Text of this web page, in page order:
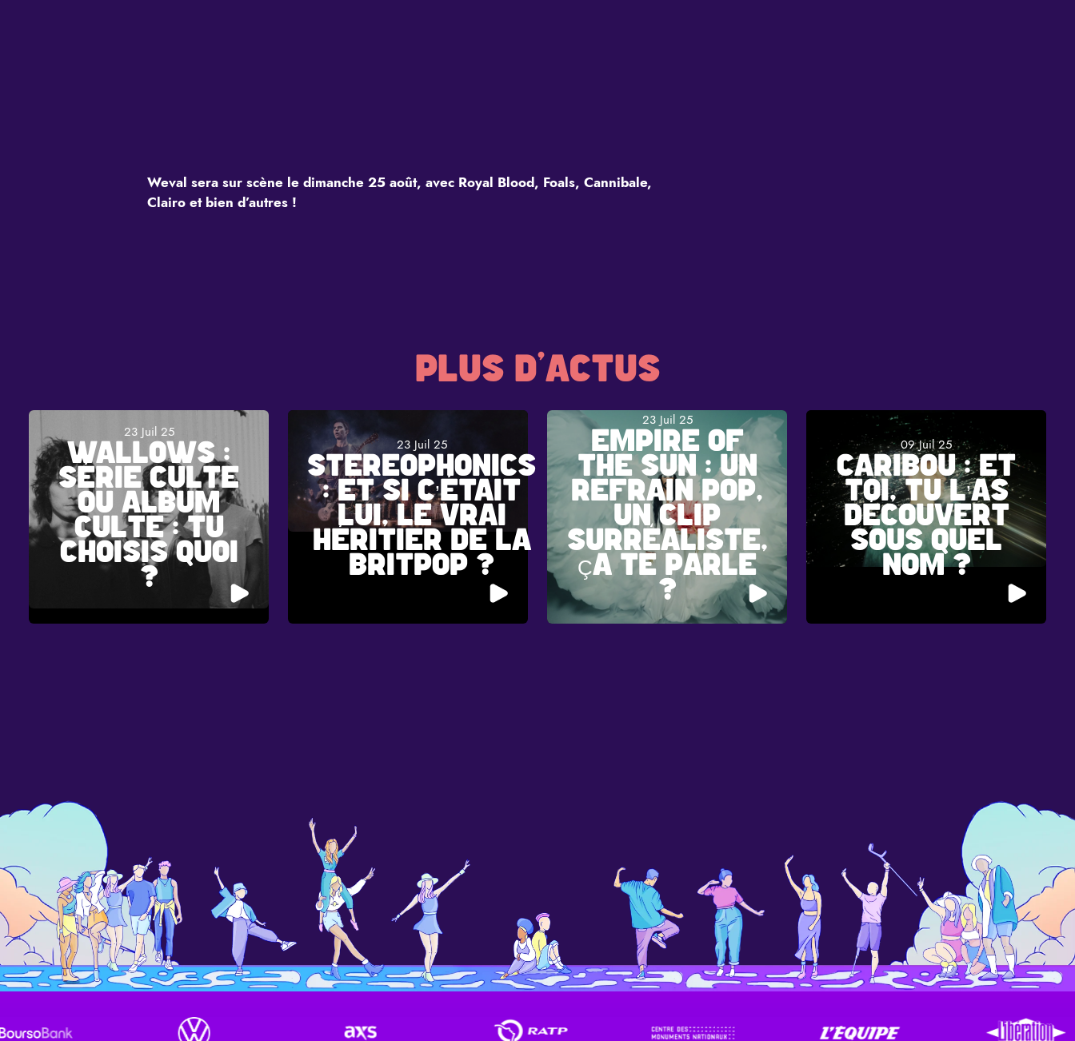
Weval sera sur scène le dimanche 25 août, avec Royal Blood, Foals, Cannibale,
Clairo et bien d’autres !
PLUS D'ACTUS
23 Juil 25
WALLOWS :
SÉRIE CULTE
OU ALBUM
CULTE : TU
CHOISIS QUOI
?
23 Juil 25
STEREOPHONICS
: ET SI C’ÉTAIT
LUI, LE VRAI
HÉRITIER DE LA
BRITPOP ?
23 Juil 25
EMPIRE OF
THE SUN : UN
REFRAIN POP,
UN CLIP
SURRÉALISTE,
ÇA TE PARLE
?
09 Juil 25
CARIBOU : ET
TOI, TU L’AS
DÉCOUVERT
SOUS QUEL
NOM ?